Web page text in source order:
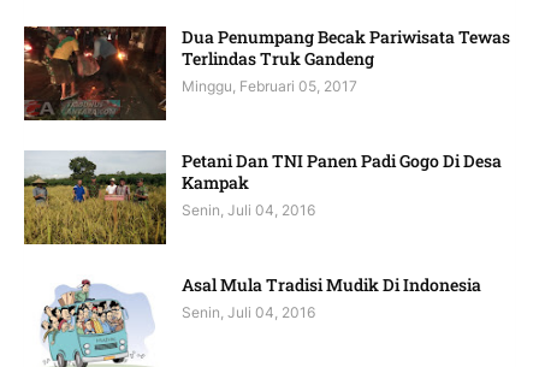
Dua Penumpang Becak Pariwisata Tewas
Terlindas Truk Gandeng
Minggu, Februari 05, 2017
Petani Dan TNI Panen Padi Gogo Di Desa
Kampak
Senin, Juli 04, 2016
Asal Mula Tradisi Mudik Di Indonesia
Senin, Juli 04, 2016